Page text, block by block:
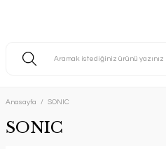
Anasayfa SONIC
SONIC